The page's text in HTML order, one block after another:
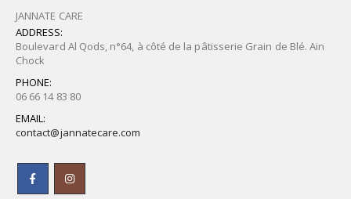
JANNATE CARE
ADDRESS:
Boulevard Al Qods, n°64, à côté de la pâtisserie Grain de Blé. Ain
Chock
PHONE:
06 66 14 83 80
EMAIL:
contact@jannatecare.com